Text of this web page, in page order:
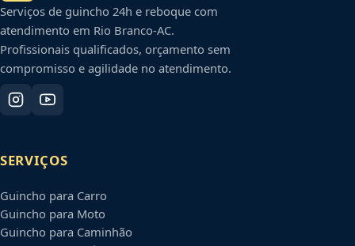
Serviços de guincho 24h e reboque com
atendimento em Rio Branco-AC.
Profissionais qualificados, orçamento sem
compromisso e agilidade no atendimento.
SERVIÇOS
Guincho para Carro
Guincho para Moto
Guincho para Caminhão